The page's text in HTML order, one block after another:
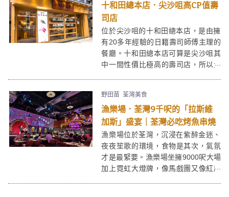
十和田總本店．尖沙咀高CP值壽
司店
位於尖沙咀的十和田總本店，是由擁
有20多年經驗的日籍壽司師傅主理的
餐廳。十和田總本店可算是尖沙咀其
中一間性價比極高的壽司店，所以生
野田苗 荃灣美食
漁樂場．荃灣9千呎的「拉斯維
加斯」盛宴｜荃灣必吃烤魚串燒
漁樂場位於荃灣，沉浸在紫醉金迷、
夜夜笙歌的環境，食物是其次，氣氛
才是最緊要。漁樂場坐擁9000呎大場
加上霓虹大燈牌，像馬戲團又像紅磨